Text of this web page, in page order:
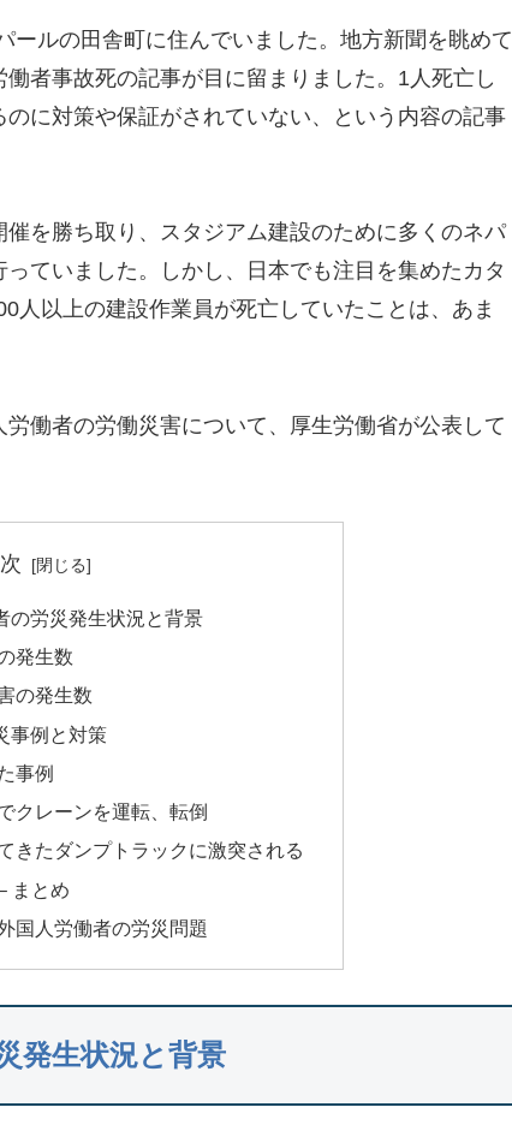
ルの田舎町に住んでいました。地方新聞を眺めて
者事故死の記事が目に留まりました。1人死亡し
に対策や保証がされていない、という内容の記事
を勝ち取り、スタジアム建設のために多くのネパ
ていました。しかし、日本でも注目を集めたカタ
人以上の建設作業員が死亡していたことは、あま
働者の労働災害について、厚生労働省が公表して
の労災発生状況と背景
発生数
の発生数
事例と対策
事例
クレーンを運転、転倒
きたダンプトラックに激突される
まとめ
国人労働者の労災問題
発生状況と背景